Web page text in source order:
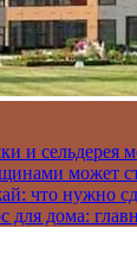
и сельдерея
может
что нужно
дома: